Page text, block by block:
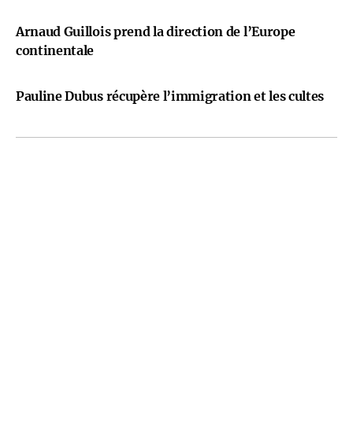
Arnaud Guillois prend la direction de l’Europe
continentale
Pauline Dubus récupère l’immigration et les cultes